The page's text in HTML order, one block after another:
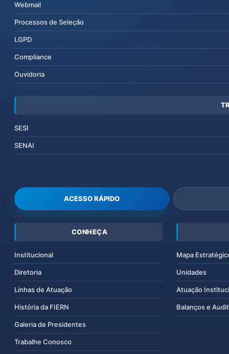
Webmail
Processos de Seleção
LGPD
Compliance
Ouvidoria
SESI
SENAI
ACESSO RÁPIDO
CONHEÇA
Institucional
Diretoria
Linhas de Atuação
História da FIERN
Galeria de Presidentes
Trabalhe Conosco
Mapa
Unidades
Atuação
Balanços e